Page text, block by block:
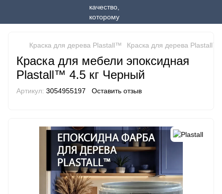
Краска для дерева Plastall™ Краска для дерева Plastall™
Краска для мебели эпоксидная
Plastall™ 4.5 кг Черный
Артикул: 3054955197 Оставить отзыв